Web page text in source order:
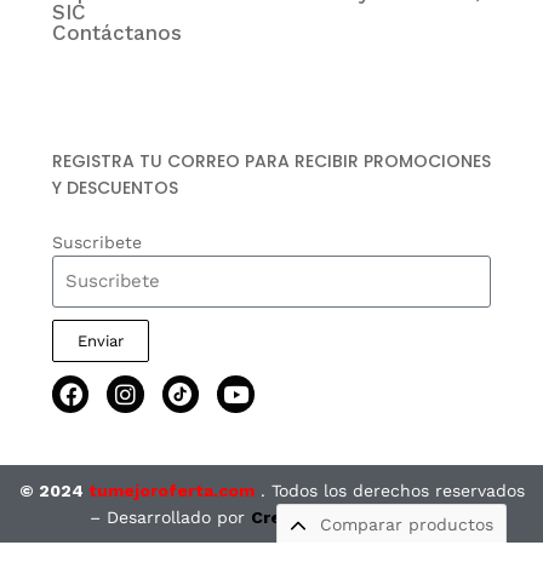
SIC
Contáctanos
REGISTRA TU CORREO PARA RECIBIR PROMOCIONES
Y DESCUENTOS
Suscribete
Enviar
© 2024 tumejoroferta.com. Todos los derechos reservados
– Desarrollado por Creando Imagen Digital
Comparar productos